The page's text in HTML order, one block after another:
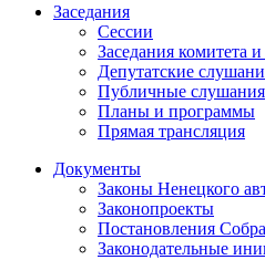
Заседания
Сессии
Заседания комитета
Депутатские
Публичные слушания
Планы и программы
Прямая трансляция
Документы
Законы Ненецкого
Законопроекты
Постановления
Законодательные